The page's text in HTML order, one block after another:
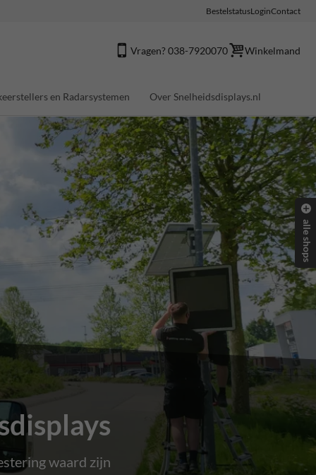
BestelstatusLoginContact
Vragen? 038-7920070 Winkelmand
en Radarsystemen Over Snelheidsdisplays.nl
waard zijn
alle shops